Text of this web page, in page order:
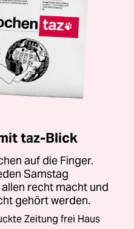
taz-Blick
auf die Finger.
Samstag
recht macht und
gehört werden.
Zeitung frei Haus